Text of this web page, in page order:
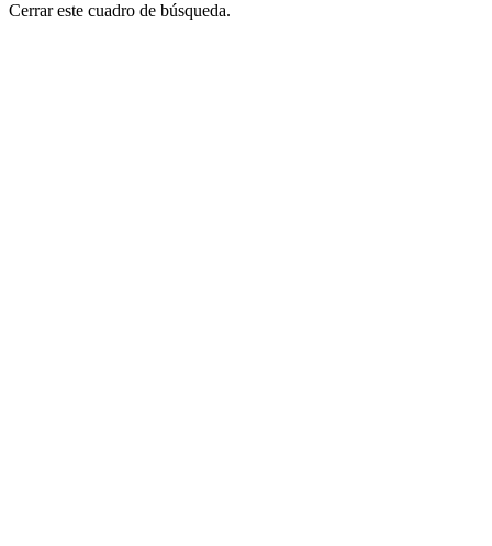
Cerrar este cuadro de búsqueda.